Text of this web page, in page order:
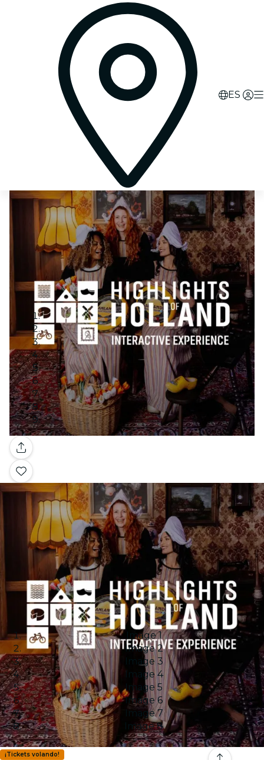
ES
Galería
Image 1
Image 2
Image 3
Image 4
Image 5
Image 6
Image 7
Image 8
¡Tickets volando!